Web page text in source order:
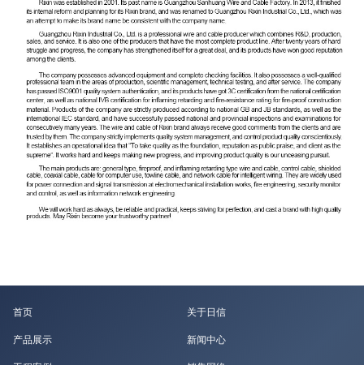
首页 关于日信
产品展示 新闻中心